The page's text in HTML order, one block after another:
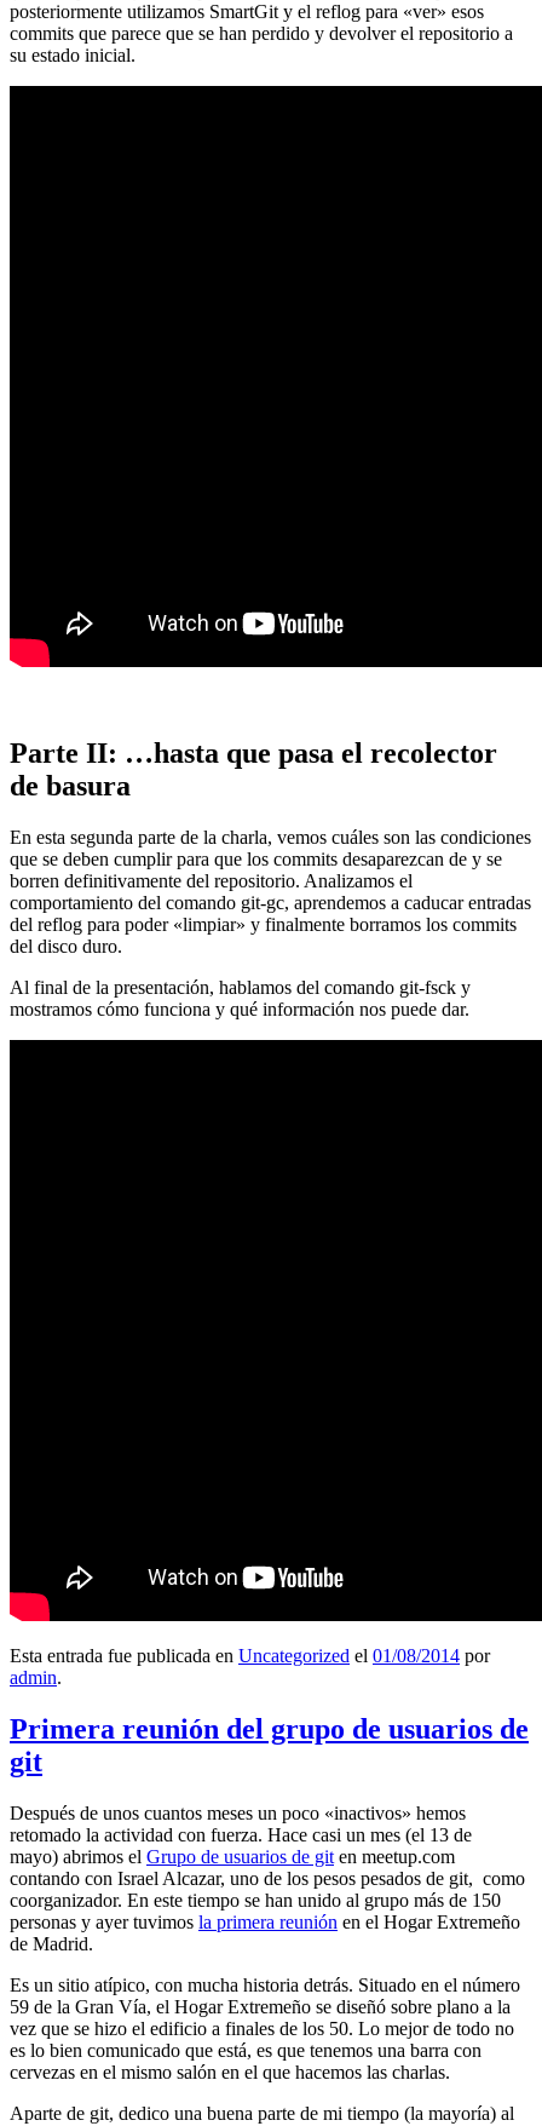
posteriormente utilizamos SmartGit y el reflog para «ver» esos
commits que parece que se han perdido y devolver el repositorio a
su estado inicial.
Parte II: …hasta que pasa el recolector
de basura
En esta segunda parte de la charla, vemos cuáles son las condiciones
que se deben cumplir para que los commits desaparezcan de y se
borren definitivamente del repositorio. Analizamos el
comportamiento del comando git-gc, aprendemos a caducar entradas
del reflog para poder «limpiar» y finalmente borramos los commits
del disco duro.
Al final de la presentación, hablamos del comando git-fsck y
mostramos cómo funciona y qué información nos puede dar.
Esta entrada fue publicada en Uncategorized el 01/08/2014 por
admin.
Primera reunión del grupo de usuarios de
git
Después de unos cuantos meses un poco «inactivos» hemos
retomado la actividad con fuerza. Hace casi un mes (el 13 de
mayo) abrimos el Grupo de usuarios de git en meetup.com
contando con Israel Alcazar, uno de los pesos pesados de git, como
coorganizador. En este tiempo se han unido al grupo más de 150
personas y ayer tuvimos la primera reunión en el Hogar Extremeño
de Madrid.
Es un sitio atípico, con mucha historia detrás. Situado en el número
59 de la Gran Vía, el Hogar Extremeño se diseñó sobre plano a la
vez que se hizo el edificio a finales de los 50. Lo mejor de todo no
es lo bien comunicado que está, es que tenemos una barra con
cervezas en el mismo salón en el que hacemos las charlas.
Aparte de git, dedico una buena parte de mi tiempo (la mayoría) al